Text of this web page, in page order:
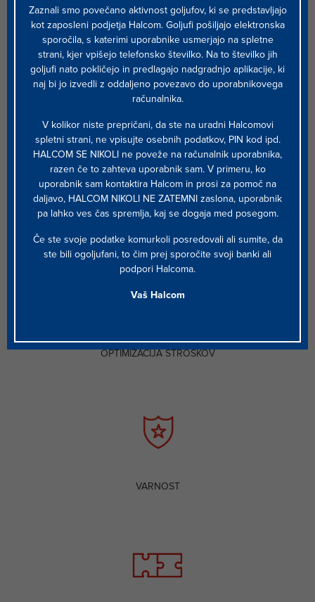
INOVATIVNOST
RAST PRIHODKOV
OPTIMIZACIJA STROŠKOV
VARNOST
Zaznali smo povečano aktivnost goljufov, ki se predstavljajo
kot zaposleni podjetja Halcom. Goljufi pošiljajo elektronska
sporočila, s katerimi uporabnike usmerjajo na spletne
strani, kjer vpišejo telefonsko številko. Na to številko jih
goljufi nato pokličejo in predlagajo nadgradnjo aplikacije, ki
naj bi jo izvedli z oddaljeno povezavo do uporabnikovega
računalnika.
V kolikor niste prepričani, da ste na uradni Halcomovi
spletni strani, ne vpisujte osebnih podatkov, PIN kod ipd.
HALCOM SE NIKOLI ne poveže na računalnik uporabnika,
razen če to zahteva uporabnik sam. V primeru, ko
uporabnik sam kontaktira Halcom in prosi za pomoč na
daljavo, HALCOM NIKOLI NE ZATEMNI zaslona, uporabnik
pa lahko ves čas spremlja, kaj se dogaja med posegom.
Če ste svoje podatke komurkoli posredovali ali sumite, da
ste bili ogoljufani, to čim prej sporočite svoji banki ali
podpori Halcoma.
Vaš Halcom